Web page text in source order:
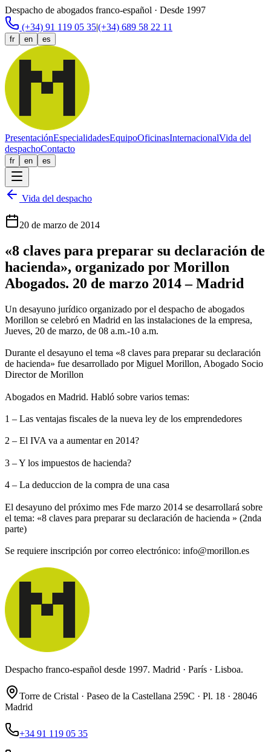
Despacho de abogados franco-español · Desde 1997
(+34) 91 119 05 35|(+34) 689 58 22 11
fr en es
PresentaciónEspecialidadesEquipoOficinasInternacionalVida del
despachoContacto
fr en es
Vida del despacho
20 de marzo de 2014
«8 claves para preparar su declaración de
hacienda», organizado por Morillon
Abogados. 20 de marzo 2014 – Madrid
Un desayuno jurídico organizado por el despacho de abogados
Morillon se celebró en Madrid en las instalaciones de la empresa,
Jueves, 20 de marzo, de 08 a.m.-10 a.m.
Durante el desayuno el tema «8 claves para preparar su declaración
de hacienda» fue desarrollado por Miguel Morillon, Abogado Socio
Director de Morillon
Abogados en Madrid. Habló sobre varios temas:
1 – Las ventajas fiscales de la nueva ley de los emprendedores
2 – El IVA va a aumentar en 2014?
3 – Y los impuestos de hacienda?
4 – La deduccion de la compra de una casa
El desayuno del próximo mes Fde marzo 2014 se desarrollará sobre
el tema: «8 claves para preparar su declaración de hacienda » (2nda
parte)
Se requiere inscripción por correo electrónico: info@morillon.es
Despacho franco-español desde 1997. Madrid · París · Lisboa.
Torre de Cristal · Paseo de la Castellana 259C · Pl. 18 · 28046
Madrid
+34 91 119 05 35